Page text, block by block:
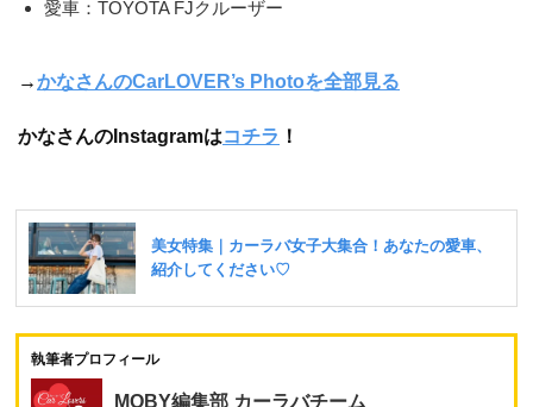
愛車：TOYOTA FJクルーザー
→かなさんのCarLOVER’s Photoを全部見る
かなさんのInstagramはコチラ ！
執筆者プロフィール
MOBY編集部 カーラバチーム